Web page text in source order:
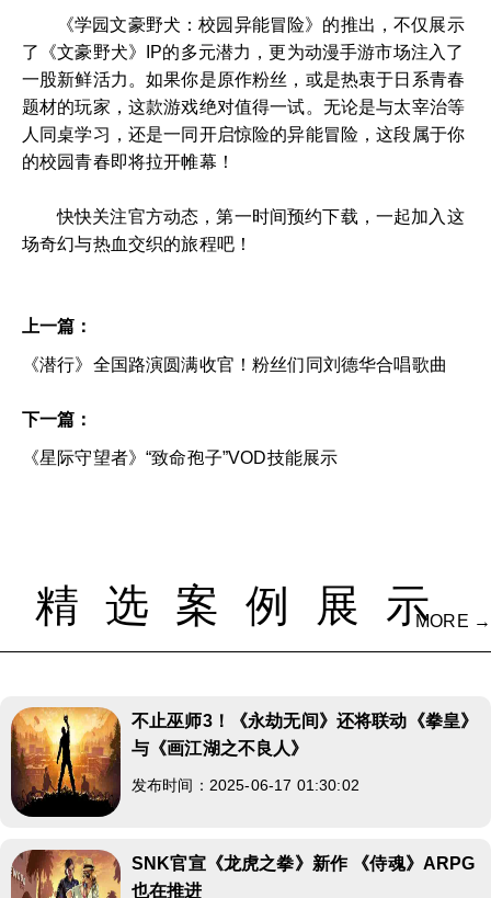
《学园文豪野犬：校园异能冒险》的推出，不仅展示
了《文豪野犬》IP的多元潜力，更为动漫手游市场注入了
一股新鲜活力。如果你是原作粉丝，或是热衷于日系青春
题材的玩家，这款游戏绝对值得一试。无论是与太宰治等
人同桌学习，还是一同开启惊险的异能冒险，这段属于你
的校园青春即将拉开帷幕！
快快关注官方动态，第一时间预约下载，一起加入这
场奇幻与热血交织的旅程吧！
上一篇：
《潜行》全国路演圆满收官！粉丝们同刘德华合唱歌曲
下一篇：
《星际守望者》“致命孢子”VOD技能展示
精选案例展示MORE →
不止巫师3！《永劫无间》还将联动《拳皇》
与《画江湖之不良人》
发布时间：2025-06-17 01:30:02
SNK官宣《龙虎之拳》新作 《侍魂》ARPG
也在推进